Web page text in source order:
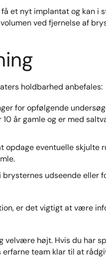
et nyt implantat og kan i
ved fjernelse af
holdbarhed anbefales:​
for opfølgende
år gamle og er med
opdage eventuelle skjulte
udseende eller
er det vigtigt at være
velvære højt. Hvis du har
team klar til at